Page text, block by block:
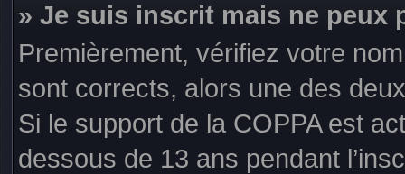
» Je suis inscrit mais ne peux
Premièrement, vérifiez votre
sont corrects, alors une des
Si le support de la COPPA est
dessous de 13 ans pendant